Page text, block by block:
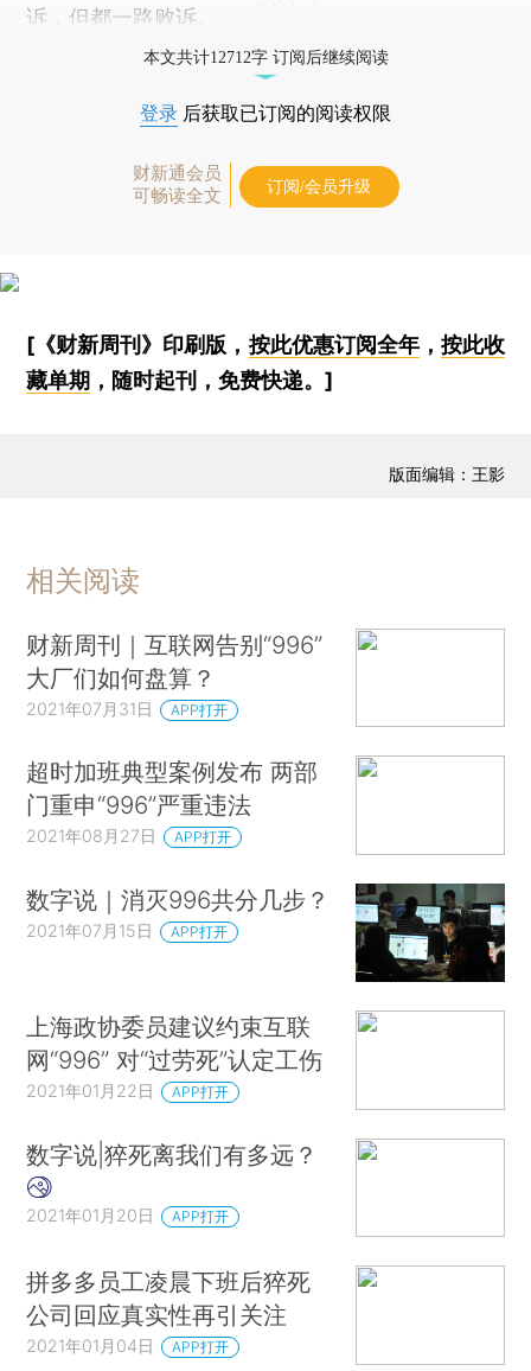
诉，但都一路败诉。
本文共计12712字 订阅后继续阅读
登录 后获取已订阅的阅读权限
财新通会员
可畅读全文
订阅/会员升级
[《财新周刊》印刷版， 按此优惠订阅全年， 按此收
藏单期 ，随时起刊，免费快递。]
版面编辑：王影
相关阅读
财新周刊｜互联网告别“996”
大厂们如何盘算？
2021年07月31日 APP打开
超时加班典型案例发布 两部
门重申“996”严重违法
2021年08月27日 APP打开
数字说｜消灭996共分几步？
2021年07月15日 APP打开
上海政协委员建议约束互联
网“996” 对“过劳死”认定工伤
2021年01月22日 APP打开
数字说|猝死离我们有多远？
2021年01月20日 APP打开
拼多多员工凌晨下班后猝死
公司回应真实性再引关注
2021年01月04日 APP打开